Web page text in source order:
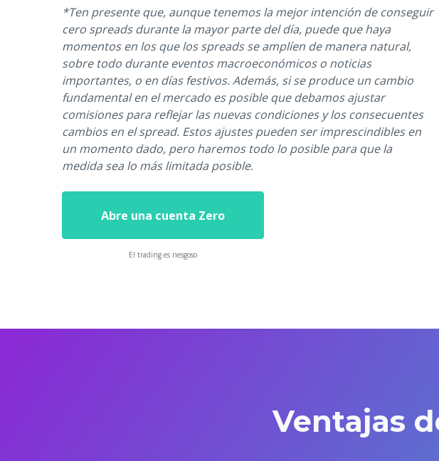
*Ten presente que, aunque tenemos la mejor intención de conseguir
cero spreads durante la mayor parte del día, puede que haya
momentos en los que los spreads se amplíen de manera natural,
sobre todo durante eventos macroeconómicos o noticias
importantes, o en días festivos. Además, si se produce un cambio
fundamental en el mercado es posible que debamos ajustar
comisiones para reflejar las nuevas condiciones y los consecuentes
cambios en el spread. Estos ajustes pueden ser imprescindibles en
un momento dado, pero haremos todo lo posible para que la
medida sea lo más limitada posible.
Abre una cuenta Zero
El trading es riesgoso
Ventajas